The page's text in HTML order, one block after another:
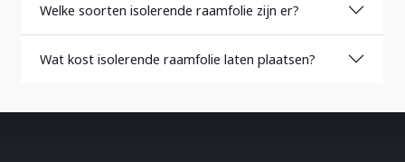
Welke soorten isolerende raamfolie zijn er?
Wat kost isolerende raamfolie laten plaatsen?